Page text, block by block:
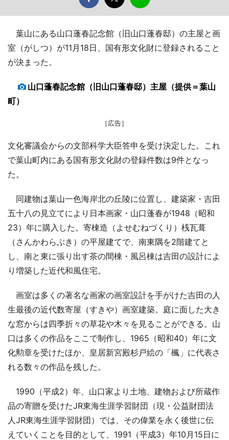
葉山にある山口蓬春記念館（旧山口蓬春邸）の主屋と画
室（がしつ）が11月18日、国有形文化財に登録されること
が決まった。
山口蓬春記念館（旧山口蓬春邸）主屋（提供＝葉山
町）
［広告］
文化審議会からの文部科学大臣答申を受け決定した。これ
で葉山町内にある国有形文化財の登録件数は9件となっ
た。
同建物は葉山一色海岸北の丘陵に位置し、建築家・吉田
五十八の見立てにより日本画家・山口蓬春が1948（昭和
23）年に購入した。寄棟造（よせむねづくり）桟瓦葺
（さんかわらぶき）の平屋建てで、南東隅を2階建てと
し、南と東に張り出す茶の間棟・風呂棟は吉田の設計によ
り増築した近代和風住宅。
画室は多くの著名な画家の画室設計を手がけた吉田の人
生最後の近代数寄屋（すきや）画室建築。庭に面した大き
な窓からは四季折々の草花や木々を見ることができる。山
口は多くの作品をここで制作し、1965（昭和40）年に文
化勲章を受けたほか、皇居新宮殿杉戸絵の「楓」に代表さ
れる数々の作品を残した。
1990（平成2）年、山口家より土地、建物および所蔵作
品の寄贈を受けたJR東海生涯学習財団（現・公益財団法
人JR東海生涯学習財団）では、その偉業を永く後世に伝
えていくことを目的として、1991（平成3）年10月15日に